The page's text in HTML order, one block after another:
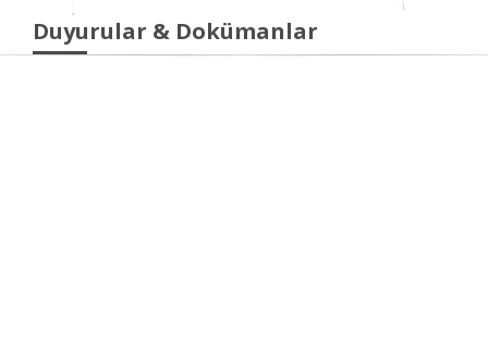
Duyurular & Dokümanlar